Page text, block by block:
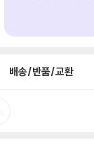
배송/반품/교환